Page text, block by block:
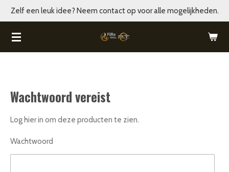
Ga
naar
de
Zelf een leuk idee? Neem contact op voor alle mogelijkheden.
Wachtwoord vereist
Log hier in om deze producten te zien.
Wachtwoord